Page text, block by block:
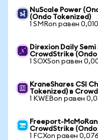
NuScale Power
(Ondo Tokenized)
1 SMRon равен
Direxion Daily
CrowdStrike
1 SOXSon равен
KraneShares CSI
Tokenized) в
1 KWEBon равен
Freeport-
CrowdStrike
1 FCXon равен